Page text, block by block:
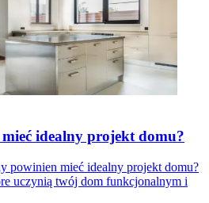
idealny projekt domu?
powinien mieć idealny projekt domu?
uczynią twój dom funkcjonalnym i